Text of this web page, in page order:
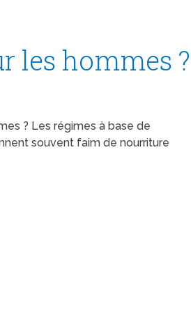
les hommes ?
? Les régimes à base de
souvent faim de nourriture